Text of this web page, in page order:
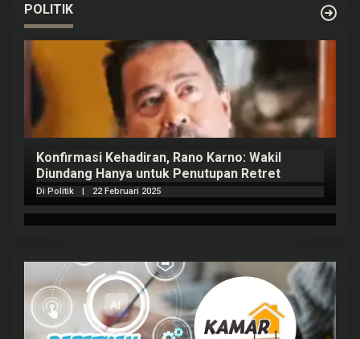
POLITIK
Konfirmasi Kehadiran, Rano Karno: Wakil
Diundang Hanya untuk Penutupan Retret
Di Politik | 22 Februari 2025